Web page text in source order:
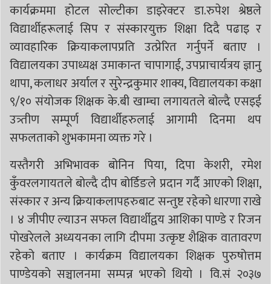
कार्यक्रममा होटल सोल्टीका डाइरेक्टर डा.रुपेश श्रेष्ठले
विद्यार्थीहरूलाई सिप र संस्कारयुक्त शिक्षा दिदै पढाइ र
व्यावहारिक क्रियाकलापप्रति उत्प्रेरित गर्नुपर्ने बताए ।
विद्यालयका उपाध्यक्ष उमाकान्त चापागाई, उपप्राचार्यत्रय ज्ञानु
थापा, कलाधर अर्याल र सुरेन्द्रकुमार शाक्य, विद्यालयका कक्षा
९/१० संयोजक शिक्षक के.बी खाम्चा लगायतले बोल्दै एसइई
उत्र्तीण सम्पूर्ण विद्यार्थीहरुलाई आगामी दिनमा थप
सफलताको शुभकामना व्यक्त गरे ।
यस्तैगरी अभिभावक बोनिन पिया, दिपा केशरी, रमेश
कुँवरलगायतले बोल्दै दीप बोर्डिङले प्रदान गर्दै आएको शिक्षा,
संस्कार र अन्य क्रियाकलापहरुबाट सन्तुष्ट रहेको धारणा राखे
। ४ जीपीए ल्याउन सफल विद्यार्थीद्वय आशिका पाण्डे र रिजन
पोखरेलले अध्ययनका लागि दीपमा उत्कृष्ट शैक्षिक वातावरण
रहेको बताए । कार्यक्रम विद्यालयका शिक्षक पुरुषोत्तम
पाण्डेयको सञ्चालनमा सम्पन्न भएको थियो । वि.सं २०३७